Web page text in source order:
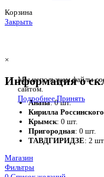
Корзина
Закрыть
Мы используем файлы
сайтом.
ПодробнееПринять
×
Информация о
Анапа: 0 шт.
Кирилла Россинского
Крымск: 0 шт.
Пригородная: 0 шт.
ТАВДГИРИДЗЕ: 2 шт.
Магазин
Фильтры